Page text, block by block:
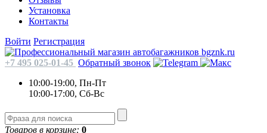
Установка
Контакты
Войти Регистрация
+7 495 025-01-45 Обратный звонок
10:00-19:00, Пн-Пт
10:00-17:00, Сб-Вс
Товаров в корзине: 0